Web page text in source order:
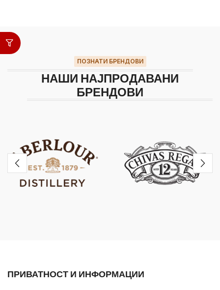
ПОЗНАТИ БРЕНДОВИ
НАШИ НАЈПРОДАВАНИ
БРЕНДОВИ
ПРИВАТНОСТ И ИНФОРМАЦИИ